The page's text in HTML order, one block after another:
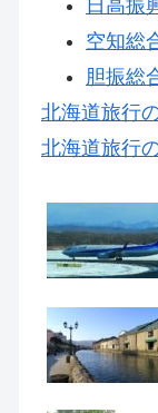
日高振
空知総
胆振総
北海道旅行
北海道旅行